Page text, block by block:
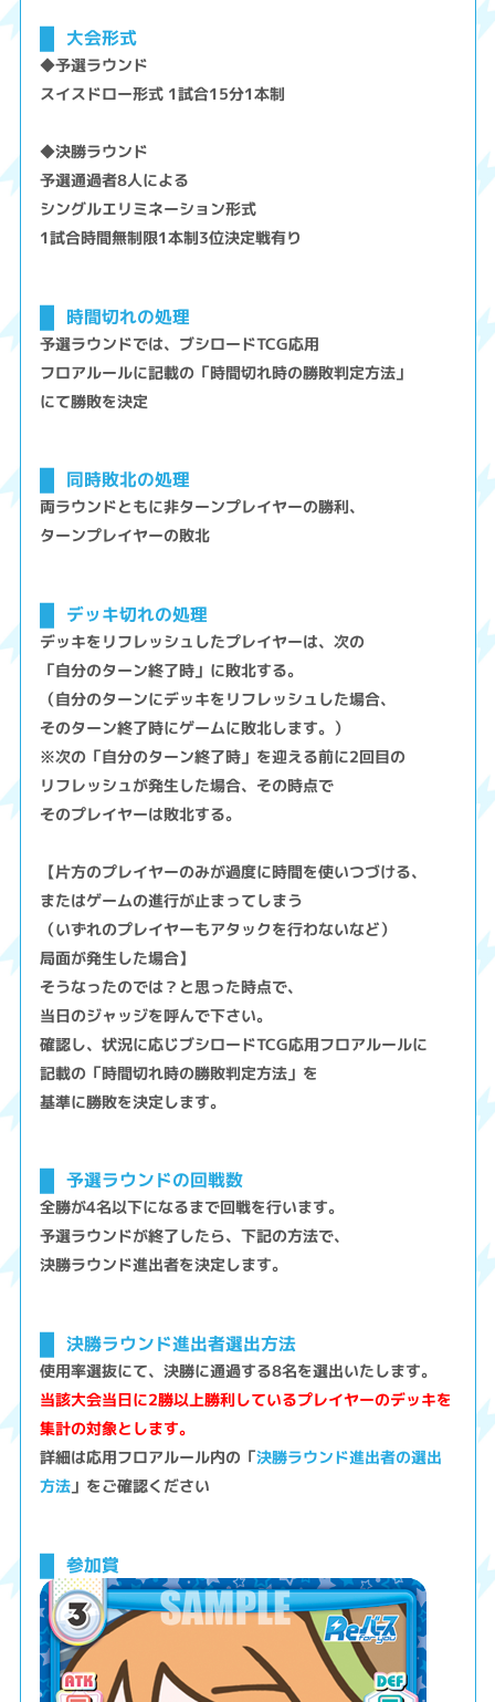
大会形式
◆予選ラウンド
スイスドロー形式 1試合15分1本制
◆決勝ラウンド
予選通過者8人による
シングルエリミネーション形式
1試合時間無制限1本制3位決定戦有り
時間切れの処理
予選ラウンドでは、ブシロードTCG応用
フロアルールに記載の「時間切れ時の勝敗判定方法」
にて勝敗を決定
同時敗北の処理
両ラウンドともに非ターンプレイヤーの勝利、
ターンプレイヤーの敗北
デッキ切れの処理
デッキをリフレッシュしたプレイヤーは、次の
「自分のターン終了時」に敗北する。
（自分のターンにデッキをリフレッシュした場合、
そのターン終了時にゲームに敗北します。）
※次の「自分のターン終了時」を迎える前に2回目の
リフレッシュが発生した場合、その時点で
そのプレイヤーは敗北する。
【片方のプレイヤーのみが過度に時間を使いつづける、
またはゲームの進行が止まってしまう
（いずれのプレイヤーもアタックを行わないなど）
局面が発生した場合】
そうなったのでは？と思った時点で、
当日のジャッジを呼んで下さい。
確認し、状況に応じブシロードTCG応用フロアルールに
記載の「時間切れ時の勝敗判定方法」を
基準に勝敗を決定します。
予選ラウンドの回戦数
全勝が4名以下になるまで回戦を行います。
予選ラウンドが終了したら、下記の方法で、
決勝ラウンド進出者を決定します。
決勝ラウンド進出者選出方法
使用率選抜にて、決勝に通過する8名を選出いたします。
当該大会当日に2勝以上勝利しているプレイヤーのデッキを
集計の対象とします。
詳細は応用フロアルール内の「決勝ラウンド進出者の選出
方法 」をご確認ください
参加賞